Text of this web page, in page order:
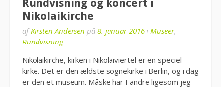
Rundvisning og koncert i
Nikolaikirche
afKirsten Andersen på 8. januar 2016 i Museer,
Rundvisning
Nikolaikirche, kirken i Nikolaiviertel er en speciel
kirke. Det er den ældste sognekirke i Berlin, og i dag
er den et museum. Måske har I andre ligesom jeg